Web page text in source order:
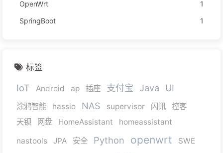
OpenWrt
1
SpringBoot
1
标签
IoT Android ap 插座 支付宝 Java UI
涂鸦智能 hassio NAS supervisor 闪讯
控客
天钡
网盘 HomeAssistant
homeassistant
nastools
JPA 安全 Python openwrt SWE